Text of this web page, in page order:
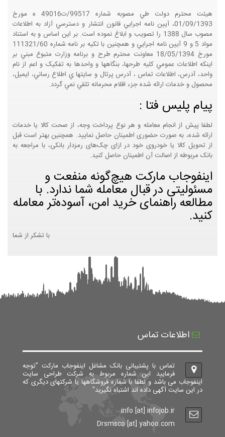
هيئت محترم دولت طي مصوبه شماره 99517/ت49016 ه مورخ
01/09/1393، آيين نامه اجرايي قانون انتشار و دسترسي آزاد به اطلاعات
مصوب سال 1388 را تصويب و ابلاغ نموده است. بر اين اساس و به استناد
مواد 5 و 9 آيين نامه اجرايي و همچنين با تکيه بر نامه شماره 111321/60
مورخ 18/05/1394 معاونت محترم طرح و برنامه وزارت متبوع مبني بر
اينکه اطلاعات عمومي کليه طرحها، بنگاهها و واحدها به تفکيک و اعم از نام
واحد، آدرس، اطلاعات تماس ، آدرس پرتال و سايتها ي اطلاع رساني، ايميل،
محصول و خدمات ارائه شده جزء اقلام محرمانه تلقي نمي گردد.
پیام پلیس فتا :
لطفا پیش از انجام معامله و هر نوع پرداخت وجه، از صحت کالا یا خدمات
ارائه شده، به صورت حضوری اطمینان حاصل نمایید. همچنین بهتر است قبل
از تحویل کالا یا خودروی خود در ازای چک‌های رمزدار بانکی، با مراجعه به
بانک مربوطه از اصالت آن اطمینان حاصل کنید.
اینفوجاب مارکت هیچ‌گونه منفعت و
مسئولیتی در قبال معامله شما ندارد. با
مطالعه راهنمای خرید امن، آسوده‌تر معامله
کنید.
با تشکر از شما
اطلاعات تماس
تماس با پشتیبانی بانک مشاغل اینفوجاب مارکت "توجه
فرمایید این شماره مربوط به شرکت طراحی سایت
اینفوجاب می باشد و لطفا با شماره فروشگاهها یا شرکتهای دیگری که
در این سایت آگهی داده اند اشتباه نگیرید"
info [at] infojob.ir
Drsmsco [at] yahoo.com